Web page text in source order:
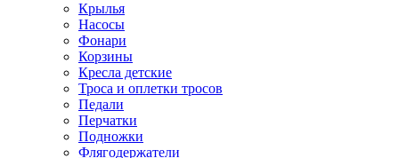
Крылья
Насосы
Фонари
Корзины
Кресла детские
Троса и оплетки тросов
Педали
Перчатки
Подножки
Флягодержатели